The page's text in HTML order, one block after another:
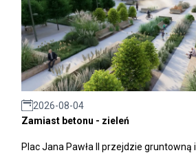
2026-08-04
Zamiast betonu - zieleń
Plac Jana Pawła II przejdzie gruntowną